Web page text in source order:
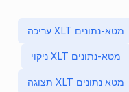
עריכה XLT מטא-נתונים
ניקוי XLT מטא-נתונים
תצוגה XLT מטא נתונים